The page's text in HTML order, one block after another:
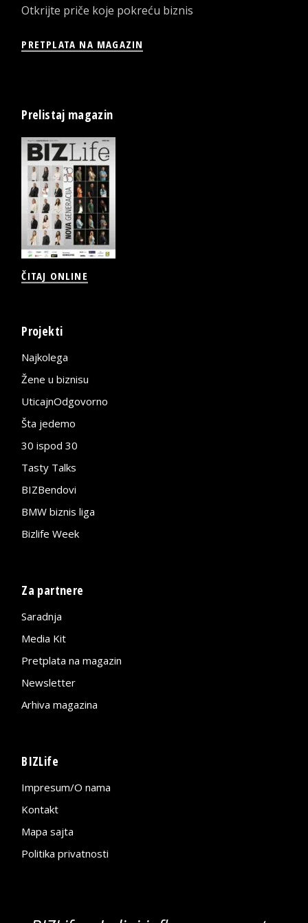
Otkrijte priče koje pokreću biznis
PRETPLATA NA MAGAZIN
Prelistaj magazin
ČITAJ ONLINE
Projekti
Najkolega
Žene u biznisu
UticajnOdgovorno
Šta jedemo
30 ispod 30
Tasty Talks
BIZBendovi
BMW biznis liga
Bizlife Week
Za partnere
Saradnja
Media Kit
Pretplata na magazin
Newsletter
Arhiva magazina
BIZLife
Impresum/O nama
Kontakt
Mapa sajta
Politika privatnosti